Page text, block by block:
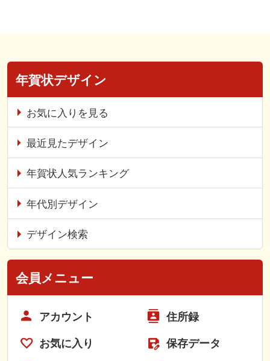
年賀状デザイン
お気に入りを見る
最近見たデザイン
年賀状人気ランキング
年代別デザイン
デザイン検索
会員メニュー
アカウント 住所録
お気に入り 保存データ